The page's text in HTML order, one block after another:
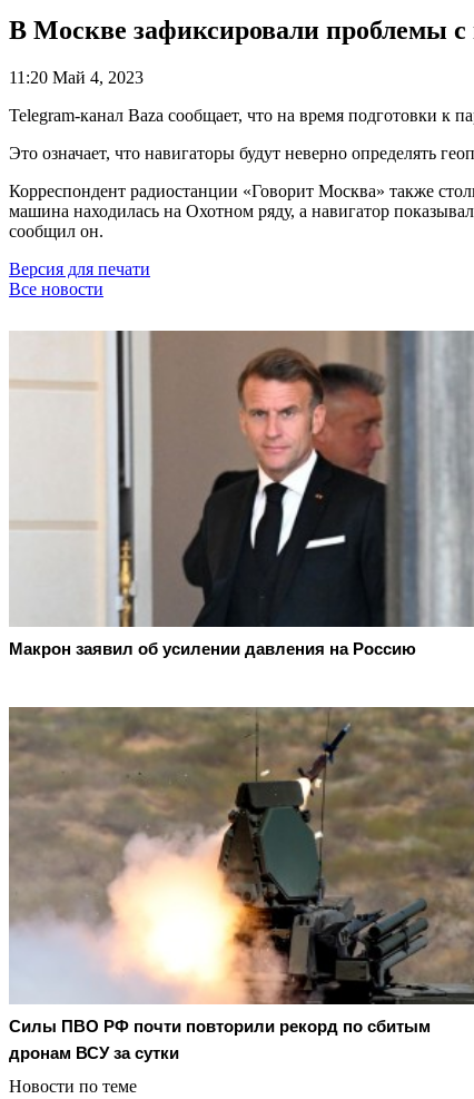
В Москве зафиксировали проблемы с
11:20 Май 4, 2023
Telegram-канал Baza сообщает, что на время подготовки к
Это означает, что навигаторы будут неверно определять
Корреспондент радиостанции «Говорит Москва» также
машина находилась на Охотном ряду, а навигатор
сообщил он.
Версия для печати
Все новости
Макрон заявил об усилении давления на Россию
Cилы ПВО РФ почти повторили рекорд по сбитым
дронам ВСУ за сутки
Новости по теме